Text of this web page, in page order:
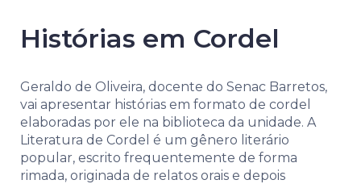
Histórias em Cordel
Geraldo de Oliveira, docente do Senac Barretos,
vai apresentar histórias em formato de cordel
elaboradas por ele na biblioteca da unidade. A
Literatura de Cordel é um gênero literário
popular, escrito frequentemente de forma
rimada, originada de relatos orais e depois